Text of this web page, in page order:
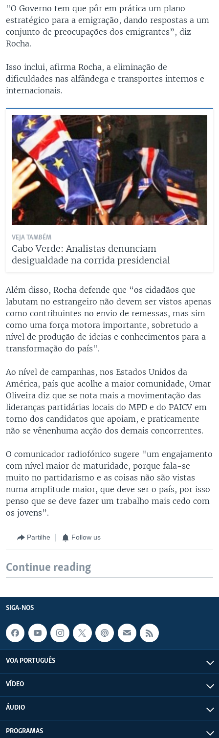
"O Governo tem que pôr em prática um plano
estratégico para a emigração, dando respostas a um
conjunto de preocupações dos emigrantes”, diz
Rocha.
Isso inclui, afirma Rocha, a eliminação de
dificuldades nas alfândega e transportes internos e
internacionais.
VEJA TAMBÉM
Cabo Verde: Analistas denunciam
desigualdade na corrida presidencial
Além disso, Rocha defende que “os cidadãos que
labutam no estrangeiro não devem ser vistos apenas
como contribuintes no envio de remessas, mas sim
como uma força motora importante, sobretudo a
nível de produção de ideias e conhecimentos para a
transformação do país".
Ao nível de campanhas, nos Estados Unidos da
América, país que acolhe a maior comunidade, Omar
Oliveira diz que se nota mais a movimentação das
lideranças partidárias locais do MPD e do PAICV em
torno dos candidatos que apoiam, e praticamente
não se vênenhuma acção dos demais concorrentes.
O comunicador radiofónico sugere "um engajamento
com nível maior de maturidade, porque fala-se
muito no partidarismo e as coisas não são vistas
numa amplitude maior, que deve ser o país, por isso
penso que se deve fazer um trabalho mais cedo com
os jovens”.
Partilhe Follow us
Continue reading
SIGA-NOS
VOA PORTUGUÊS
VÍDEO
ÁUDIO
PROGRAMAS